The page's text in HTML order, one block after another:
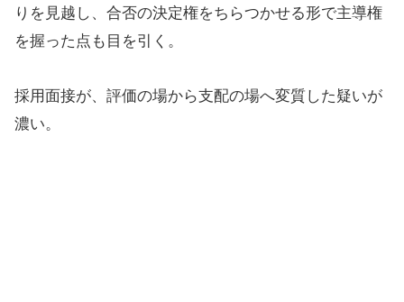
りを見越し、合否の決定権をちらつかせる形で主導権
を握った点も目を引く。
採用面接が、評価の場から支配の場へ変質した疑いが
濃い。